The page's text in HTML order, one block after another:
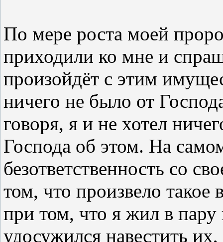
По мере роста моей
приходили ко мне и
произойдёт с этим
ничего не было от
говоря, я и не хотел
Господа об этом. На
безответственность со
том, что произвело такое
при том, что я жил в
удосужился навестить